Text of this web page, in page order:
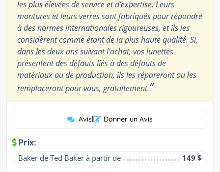
les plus élevées de service et d’expertise. Leurs
montures et leurs verres sont fabriqués pour répondre
à des normes internationales rigoureuses, et ils les
considèrent comme étant de la plus haute qualité. Si,
dans les deux ans suivant l’achat, vos lunettes
présentent des défauts liés à des défauts de
matériaux ou de production, ils les répareront ou les
remplaceront pour vous, gratuitement.”
Avis| Donner un Avis
Prix:
Baker de Ted Baker à partir de 149 $